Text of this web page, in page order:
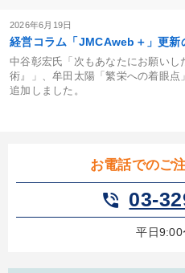
お電話でのご
phone_in_talk 03-
平日
2026年6月19日
経営コラム「JMCAweb＋」更新
中谷彰宏氏「次もあなたにお願い
術』」、牟田太陽「繁栄への着眼
追加しました。